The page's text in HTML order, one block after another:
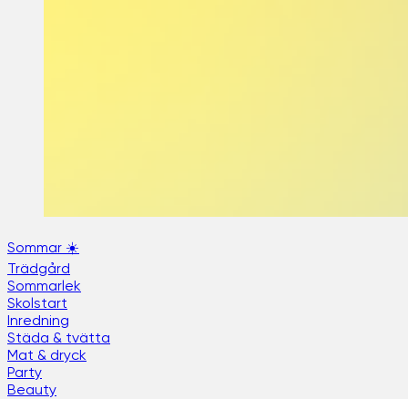
Sommar ☀️
Trädgård
Sommarlek
Skolstart
Inredning
Städa & tvätta
Mat & dryck
Party
Beauty